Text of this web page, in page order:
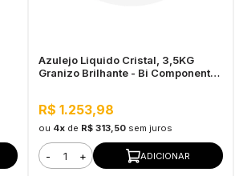
Azulejo Liquido Cristal, 3,5KG
Granizo Brilhante - Bi Componente
R$ 1.253,98
ou 4xde R$ 313,50 sem juros
- + ADICIONAR